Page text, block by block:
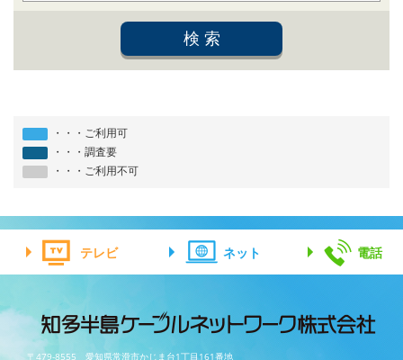
・・・ご利用可
・・・調査要
・・・ご利用不可
テレビ ネット 電話
〒479-8555 愛知県常滑市かじま台1丁目161番地